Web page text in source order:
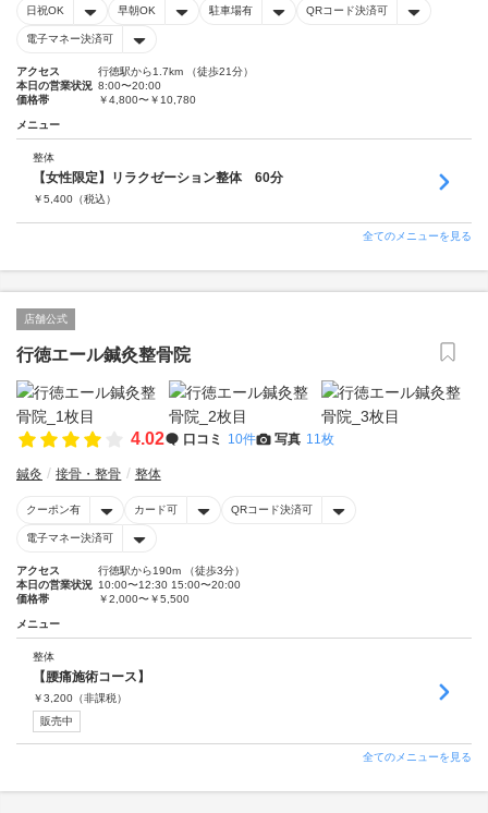
日祝OK 早朝OK 駐車場有 QRコード決済可
電子マネー決済可
アクセス
行徳駅から1.7km （徒歩21分）
本日の営業状況 8:00〜20:00
価格帯
￥4,800〜￥10,780
メニュー
整体
【女性限定】リラクゼーション整体 60分
￥5,400 （税込）
全てのメニューを見る
店舗公式
行徳エール鍼灸整骨院
4.02 口コミ 10件 写真 11枚
鍼灸 接骨・整骨 整体
クーポン有 カード可 QRコード決済可
電子マネー決済可
アクセス
行徳駅から190m （徒歩3分）
本日の営業状況 10:00〜12:30 15:00〜20:00
価格帯
￥2,000〜￥5,500
メニュー
整体
【腰痛施術コース】
￥3,200 （非課税）
販売中
全てのメニューを見る